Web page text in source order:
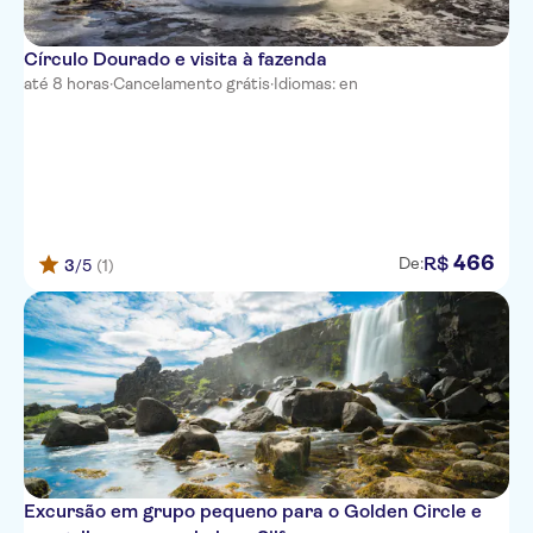
Bus Stop 17- Grandagarður
(Right outside of Reykjavík
Maritime Museum)
Laekur Hostel
Hótel Holt - Pick up Bus Stop 6
- The Culture House
Student Hostel (Gamli Garður)
Mjódd Bus Station- Olis Gas
station Alfabakki 2
201 Hotel Kopavogur
Círculo Dourado e visita à fazenda
até 8 horas·Cancelamento grátis·Idiomas: en
3/5 (1) De:R$ 466
Excursão em grupo pequeno para o Golden Circle e